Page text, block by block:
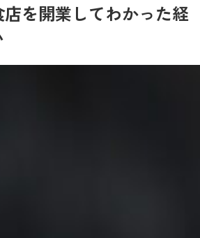
を開業してわかった経